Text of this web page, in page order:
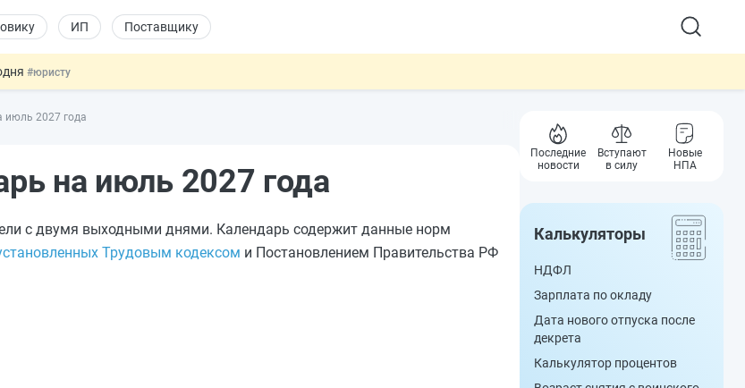
ИП Поставщику
#юристу
из недружественных стран
банковской гарантией #бухгалтеру
июль 2027 года
на июль 2027 года
с двумя выходными днями. Календарь содержит данные норм
Трудовым кодексом и Постановлением Правительства РФ
Последние
новости
Вступают
в силу
Новые
НПА
Калькуляторы
НДФЛ
Зарплата по окладу
Дата нового отпуска после
декрета
Калькулятор процентов